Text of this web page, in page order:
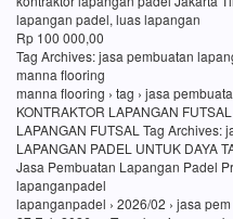
lapangan padel, luas lapangan
Rp 100 000,00
Tag Archives: jasa pembuatan
manna flooring
manna flooring › tag › jasa
KONTRAKTOR LAPANGAN
LAPANGAN FUTSAL Tag
LAPANGAN PADEL UNTUK DAYA
Jasa Pembuatan Lapangan Padel
lapanganpadel
lapanganpadel › 2026/02 › jasa pem